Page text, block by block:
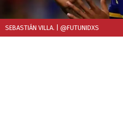
SEBASTIÁN VILLA. | @FUTUNIDXS